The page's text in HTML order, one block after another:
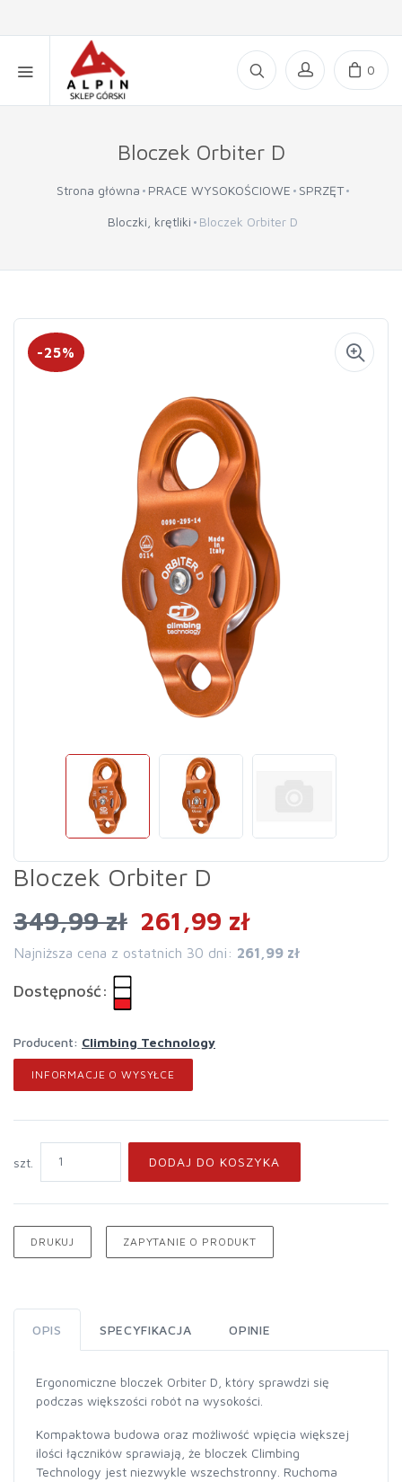
0
Bloczek Orbiter D
Strona główna PRACE WYSOKOŚCIOWE SPRZĘT
Bloczki, krętliki Bloczek Orbiter D
-25%
Bloczek Orbiter D
349,99 zł 261,99 zł
Najniższa cena z ostatnich 30 dni: 261,99 zł
Dostępność:
Producent: Climbing Technology
INFORMACJE O WYSYŁCE
szt. DODAJ DO KOSZYKA
DRUKUJ ZAPYTANIE O PRODUKT
OPIS SPECYFIKACJA OPINIE
Ergonomiczne bloczek Orbiter D, który sprawdzi się
podczas większości robót na wysokości.
Kompaktowa budowa oraz możliwość wpięcia większej
ilości łączników sprawiają, że bloczek Climbing
Technology jest niezwykle wszechstronny. Ruchoma